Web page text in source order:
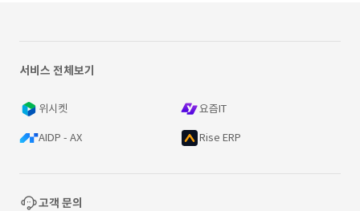
서비스 전체보기
위시켓 요즘IT
AIDP - AX Rise ERP
고객 문의